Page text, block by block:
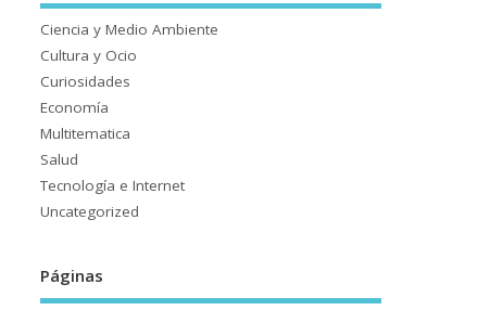
Ciencia y Medio Ambiente
Cultura y Ocio
Curiosidades
Economía
Multitematica
Salud
Tecnología e Internet
Uncategorized
Páginas